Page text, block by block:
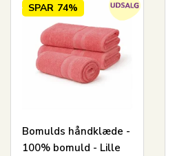
SPAR 74%
Bomulds håndklæde -
100% bomuld - Lille